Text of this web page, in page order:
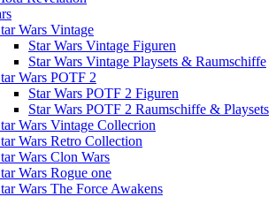
Wars Vintage
Star Wars Vintage Figuren
Star Wars Vintage Playsets & Raumschiffe
Wars POTF 2
Star Wars POTF 2 Figuren
Star Wars POTF 2 Raumschiffe & Playsets
Wars Vintage Collecrion
Wars Retro Collection
Wars Clon Wars
Wars Rogue one
Wars The Force Awakens